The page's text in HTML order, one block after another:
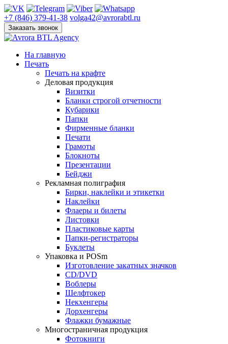
+7 (846) 379-41-38 volga42@avrorabtl.ru
Заказать звонок
На главную
Печать
Печать на крафте
Деловая продукция
Визитки
Бланки строгой отчетности
Кубарики
Папки
Фирменные бланки
Печати
Грамоты
Блокноты
Презентации
Бейджи
Рекламная полиграфия
Бирки, наклейки и этикетки
Наклейки
Флаеры и билеты
Листовки
Пластиковые карты
Папки-регистраторы
Буклеты
Упаковка и POSm
Изготовление закатных значков
CD/DVD
Воблеры
Шелфтокер
Некхенгеры
Дорхенгеры
Флажки бумажные
Многостраничная продукция
Фотокниги